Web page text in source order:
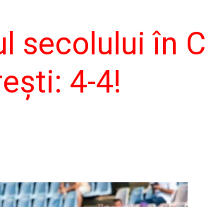
secolului în
4-4!